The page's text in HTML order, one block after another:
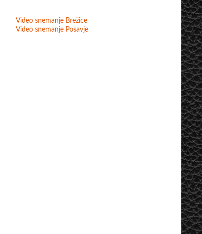
Video snemanje Brežice
Video snemanje Posavje